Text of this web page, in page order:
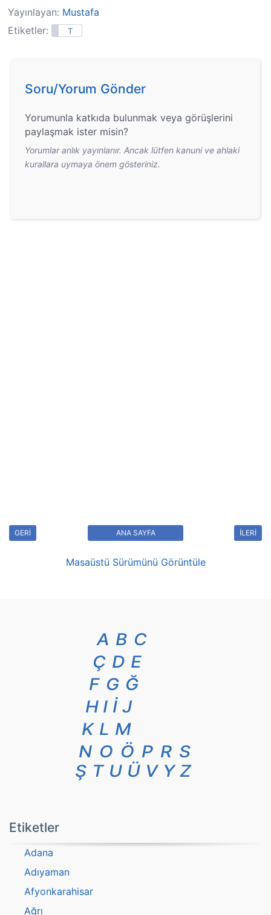
Yayınlayan: Mustafa
Etiketler:
T
Soru/Yorum Gönder
Yorumunla katkıda bulunmak veya görüşlerini
paylaşmak ister misin?
Yorumlar anlık yayınlanır. Ancak lütfen kanuni ve ahlaki
kurallara uymaya önem gösteriniz.
GERİ İLERİ
ANA SAYFA
Masaüstü Sürümünü Görüntüle
A B C
Ç D E
F G Ğ
H I İ J
K L M
N O Ö P R S
Ş T U Ü V Y Z
Etiketler
Adana
Adıyaman
Afyonkarahisar
Ağrı